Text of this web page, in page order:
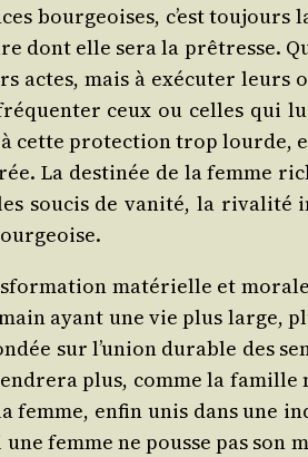
bour­geoises, c’est tou­jours
dont elle sera la prê­tresse.
actes, mais à exé­cu­ter
ceux ou celles qui
cette pro­tec­tion trop
La des­ti­née de la femme
sou­cis de vani­té, la
maté­rielle et
ayant une vie plus
sur l’union durable des
plus, comme la
enfin unis dans une
femme ne pousse pas